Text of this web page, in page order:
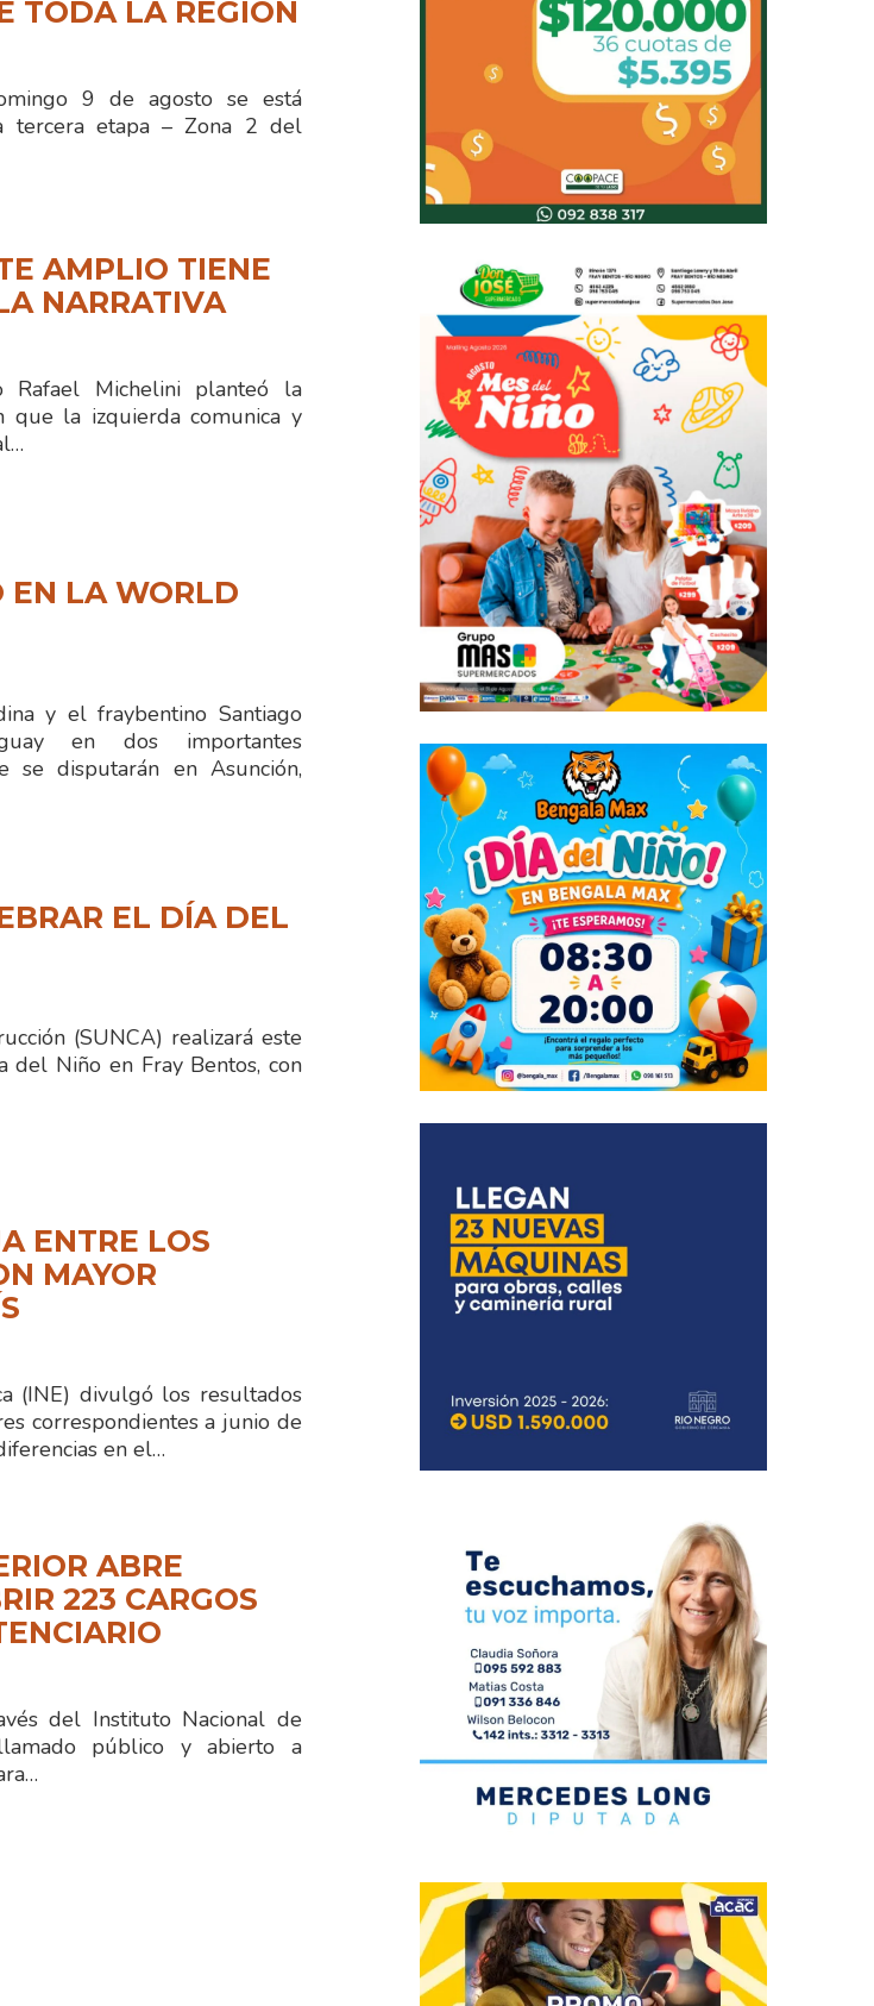
TODA LA REGIÓN
9 de agosto se está
tercera etapa – Zona 2 del
AMPLIO TIENE
NARRATIVA
Michelini planteó la
que la izquierda comunica y
EN LA WORLD
y el fraybentino Santiago
en dos importantes
se disputarán en Asunción,
EL DÍA DEL
(SUNCA) realizará este
del Niño en Fray Bentos, con
ENTRE LOS
MAYOR
(INE) divulgó los resultados
correspondientes a junio de
en el…
ABRE
223 CARGOS
del Instituto Nacional de
público y abierto a